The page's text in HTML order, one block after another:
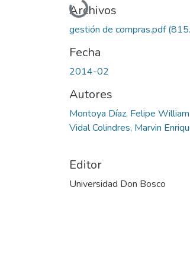
Cargando...
Archivos
gestión de compras.pdf
Fecha
2014-02
Autores
Montoya Díaz, Felipe William
Vidal Colindres, Marvin
Editor
Universidad Don Bosco